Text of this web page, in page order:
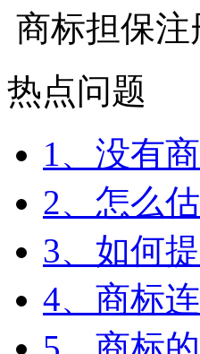
商标担保注
热点问题
1、没有
2、怎么
3、如何
4、商标